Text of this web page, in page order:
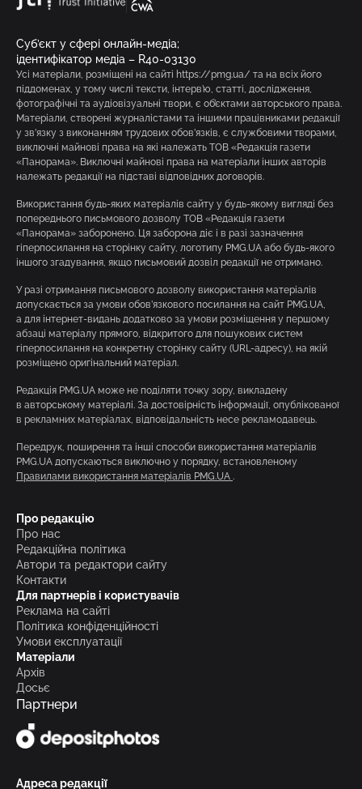
Суб’єкт у сфері онлайн-медіа;
ідентифікатор медіа – R40-03130
Усі матеріали, розміщені на сайті https://pmg.ua/ та на всіх його
піддоменах, у тому числі тексти, інтерв’ю, статті, дослідження,
фотографічні та аудіовізуальні твори, є об’єктами авторського права.
Матеріали, створені журналістами та іншими працівниками редакції
у зв’язку з виконанням трудових обов’язків, є службовими творами,
виключні майнові права на які належать ТОВ «Редакція газети
«Панорама». Виключні майнові права на матеріали інших авторів
належать редакції на підставі відповідних договорів.
Використання будь-яких матеріалів сайту у будь-якому вигляді без
попереднього письмового дозволу ТОВ «Редакція газети
«Панорама» заборонено. Ця заборона діє і в разі зазначення
гіперпосилання на сторінку сайту, логотипу PMG.UA або будь-якого
іншого згадування, якщо письмовий дозвіл редакції не отримано.
У разі отримання письмового дозволу використання матеріалів
допускається за умови обов’язкового посилання на сайт PMG.UA,
а для інтернет-видань додатково за умови розміщення у першому
абзаці матеріалу прямого, відкритого для пошукових систем
гіперпосилання на конкретну сторінку сайту (URL-адресу), на якій
розміщено оригінальний матеріал.
Редакція PMG.UA може не поділяти точку зору, викладену
в авторському матеріалі. За достовірність інформації, опублікованої
в рекламних матеріалах, відповідальність несе рекламодавець.
Передрук, поширення та інші способи використання матеріалів
PMG.UA допускаються виключно у порядку, встановленому
Правилами використання матеріалів PMG.UA .
Про редакцію
Про нас
Редакційна політика
Автори та редактори сайту
Контакти
Для партнерів і користувачів
Реклама на сайті
Політика конфіденційності
Умови експлуатації
Матеріали
Архів
Досьє
Партнери
Адреса редакції